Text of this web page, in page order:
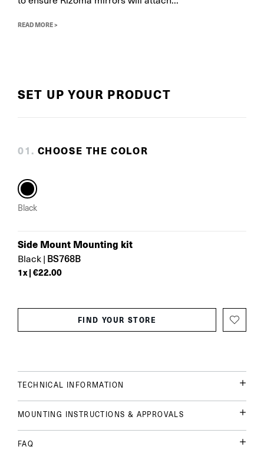
READ MORE >
SET UP YOUR PRODUCT
01 . CHOOSE THE COLOR
Black
Side Mount Mounting kit
Black | BS768B
1x | €22.00
FIND YOUR STORE
TECHNICAL INFORMATION
MOUNTING INSTRUCTIONS & APPROVALS
FAQ